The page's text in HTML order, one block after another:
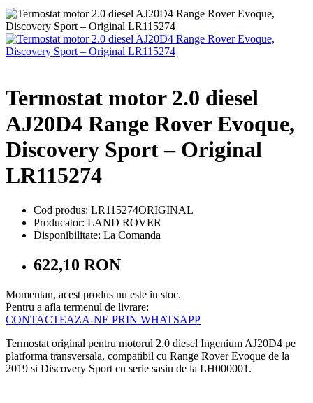
Termostat motor 2.0 diesel
AJ20D4 Range Rover Evoque,
Discovery Sport – Original
LR115274
Cod produs: LR115274ORIGINAL
Producator: LAND ROVER
Disponibilitate: La Comanda
622,10 RON
Momentan, acest produs nu este in stoc.
Pentru a afla termenul de livrare:
CONTACTEAZA-NE PRIN WHATSAPP
Termostat original pentru motorul 2.0 diesel Ingenium AJ20D4 pe
platforma transversala, compatibil cu Range Rover Evoque de la
2019 si Discovery Sport cu serie sasiu de la LH000001.